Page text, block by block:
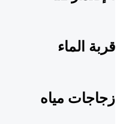
قربة الماء
زجاجات مياه